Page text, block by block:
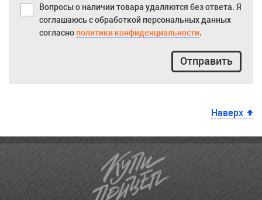
Вопросы о наличии товара удаляются без ответа. Я
соглашаюсь с обработкой персональных данных
согласно политики конфиденциальности.
Отправить
Наверх